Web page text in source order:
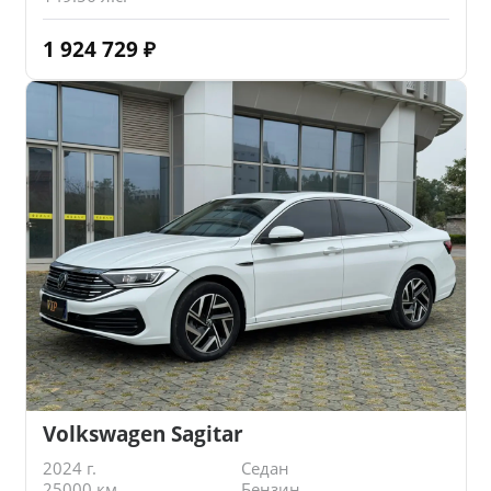
1 924 729 ₽
Volkswagen Sagitar
2024 г.
Седан